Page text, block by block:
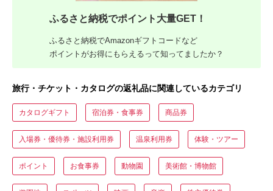
ふるさと納税でポイント大量GET！
ふるさと納税でAmazonギフトコードなど
ポイントがお得にもらえるって知ってましたか？
旅行・チケット・カタログの返礼品に関連しているカテゴリ
カタログギフト 宿泊券・食事券 商品券
入場券・優待券・施設利用券 温泉利用券 体験・ツアー
ポイント お食事券 動物園 美術館・博物館